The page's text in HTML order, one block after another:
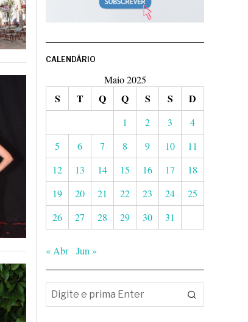
CALENDÁRIO
Maio 2025
S T Q Q S S D
1 2 3
4
5
6 7 8 9 10
11
12
13 14 15 16 17
18
19
20 21 22 23 24
25
26
27 28 29 30 31
« Abr Jun »